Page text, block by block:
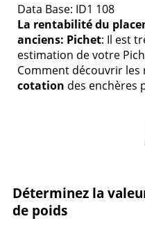
Data Base: ID1 108
La rentabilité du
anciens: Pichet: Il est
estimation de votre
Comment découvrir
cotation des enchères
Déterminez la
de poids